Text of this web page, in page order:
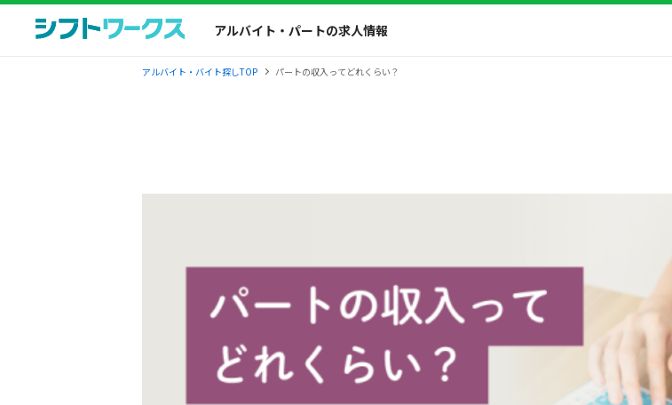
アルバイト・パートの求人情報
アルバイト・バイト探しTOP パートの収入ってどれくらい？